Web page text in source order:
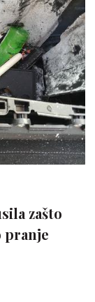
zašto
pranje